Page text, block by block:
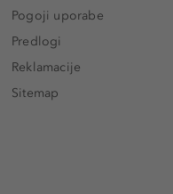
Pogoji uporabe
Predlogi
Reklamacije
Sitemap